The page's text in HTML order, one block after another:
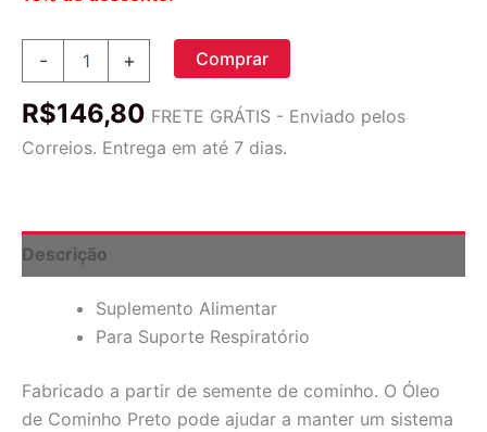
-
de
Preto,
quantidade
+ Comprar
R$146,80 FRETE GRÁTIS - Enviado pelos
Correios. Entrega em até 7 dias.
Descrição
Suplemento Alimentar
Para Suporte Respiratório
Fabricado a partir de semente de cominho. O Óleo
de Cominho Preto pode ajudar a manter um sistema